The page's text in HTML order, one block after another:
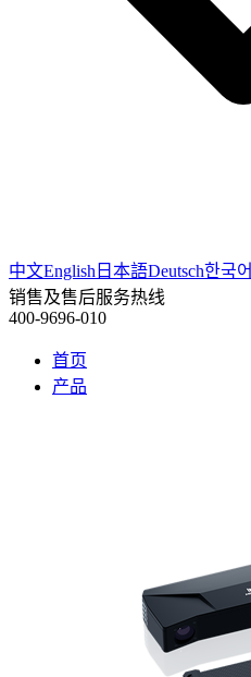
中文English 日本語Deutsch한국어
销售及售后服务热线
400-9696-010
首页
产品